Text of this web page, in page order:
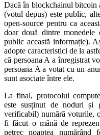
Dacă în blockchainul bitcoin
(votul depus) este public,
open-source pentru ca
doar două dintre monedele
public această informație).
adopte caracteristici de la
că persoana A a înregistrat
persoana A a votat cu un
sunt asociate între ele.
La final, protocolul
este susținut de noduri și
verificabil) numără voturile,
fi făcut o mână de
petrec noaptea